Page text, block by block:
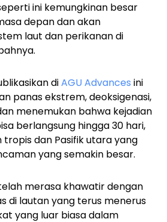
ini kemungkinan besar
depan dan akan
laut dan perikanan di
diAGU Advances ini
panas ekstrem, deoksigenasi,
menemukan bahwa kejadian
berlangsung hingga 30 hari,
dan Pasifik utara yang
yang semakin besar.
merasa khawatir dengan
di lautan yang terus menerus
yang luar biasa dalam